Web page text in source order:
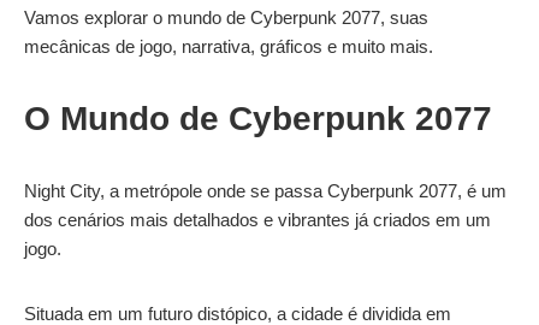
Vamos explorar o mundo de Cyberpunk 2077, suas
mecânicas de jogo, narrativa, gráficos e muito mais.
O Mundo de Cyberpunk 2077
Night City, a metrópole onde se passa Cyberpunk 2077, é um
dos cenários mais detalhados e vibrantes já criados em um
jogo.
Situada em um futuro distópico, a cidade é dividida em